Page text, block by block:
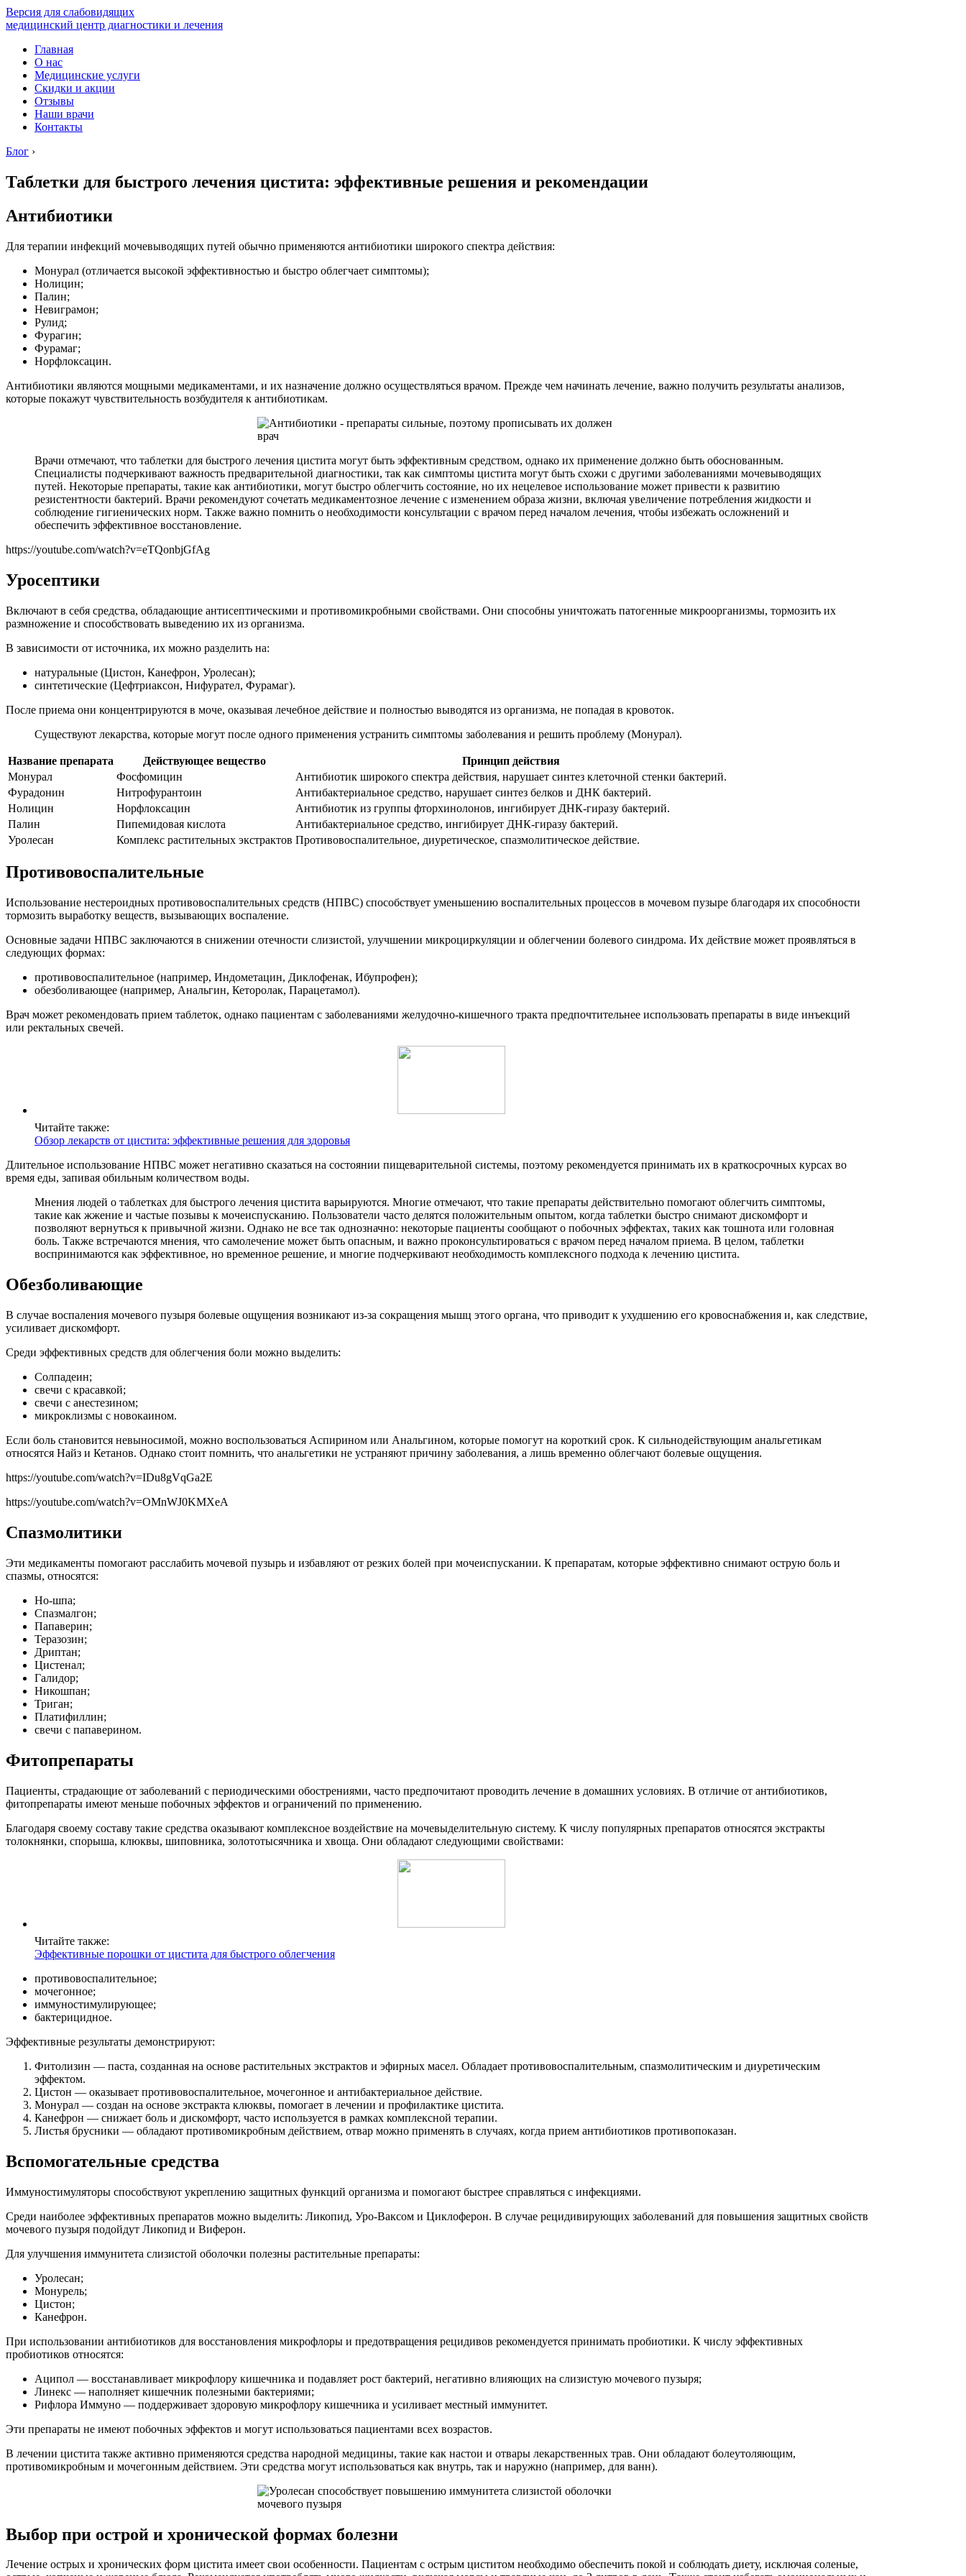
Версия для слабовидящих
медицинский центр диагностики и лечения
Главная
О нас
Медицинские услуги
Скидки и акции
Отзывы
Наши врачи
Контакты
Блог ›
Таблетки для быстрого лечения цистита: эффективные решения и рекомендации
Антибиотики
Для терапии инфекций мочевыводящих путей обычно применяются антибиотики широкого спектра действия:
Монурал (отличается высокой эффективностью и быстро облегчает симптомы);
Нолицин;
Палин;
Невиграмон;
Рулид;
Фурагин;
Фурамаг;
Норфлоксацин.
Антибиотики являются мощными медикаментами, и их назначение должно осуществляться врачом. Прежде чем начинать лечение, важно получить результаты анализов,
которые покажут чувствительность возбудителя к антибиотикам.
Врачи отмечают, что таблетки для быстрого лечения цистита могут быть эффективным средством, однако их применение должно быть обоснованным.
Специалисты подчеркивают важность предварительной диагностики, так как симптомы цистита могут быть схожи с другими заболеваниями мочевыводящих
путей. Некоторые препараты, такие как антибиотики, могут быстро облегчить состояние, но их нецелевое использование может привести к развитию
резистентности бактерий. Врачи рекомендуют сочетать медикаментозное лечение с изменением образа жизни, включая увеличение потребления жидкости и
соблюдение гигиенических норм. Также важно помнить о необходимости консультации с врачом перед началом лечения, чтобы избежать осложнений и
обеспечить эффективное восстановление.
https://youtube.com/watch?v=eTQonbjGfAg
Уросептики
Включают в себя средства, обладающие антисептическими и противомикробными свойствами. Они способны уничтожать патогенные микроорганизмы, тормозить их
размножение и способствовать выведению их из организма.
В зависимости от источника, их можно разделить на:
натуральные (Цистон, Канефрон, Уролесан);
синтетические (Цефтриаксон, Нифурател, Фурамаг).
После приема они концентрируются в моче, оказывая лечебное действие и полностью выводятся из организма, не попадая в кровоток.
Существуют лекарства, которые могут после одного применения устранить симптомы заболевания и решить проблему (Монурал).
Название препарата Действующее вещество
Принцип действия
Монурал
Фосфомицин
Антибиотик широкого спектра действия, нарушает синтез клеточной стенки бактерий.
Фурадонин
Нитрофурантоин
Антибактериальное средство, нарушает синтез белков и ДНК бактерий.
Нолицин
Норфлоксацин
Антибиотик из группы фторхинолонов, ингибирует ДНК-гиразу бактерий.
Палин
Пипемидовая кислота
Антибактериальное средство, ингибирует ДНК-гиразу бактерий.
Уролесан
Комплекс растительных экстрактов Противовоспалительное, диуретическое, спазмолитическое действие.
Противовоспалительные
Использование нестероидных противовоспалительных средств (НПВС) способствует уменьшению воспалительных процессов в мочевом пузыре благодаря их способности
тормозить выработку веществ, вызывающих воспаление.
Основные задачи НПВС заключаются в снижении отечности слизистой, улучшении микроциркуляции и облегчении болевого синдрома. Их действие может проявляться в
следующих формах:
противовоспалительное (например, Индометацин, Диклофенак, Ибупрофен);
обезболивающее (например, Анальгин, Кеторолак, Парацетамол).
Врач может рекомендовать прием таблеток, однако пациентам с заболеваниями желудочно-кишечного тракта предпочтительнее использовать препараты в виде инъекций
или ректальных свечей.
Читайте также:
Обзор лекарств от цистита: эффективные решения для здоровья
Длительное использование НПВС может негативно сказаться на состоянии пищеварительной системы, поэтому рекомендуется принимать их в краткосрочных курсах во
время еды, запивая обильным количеством воды.
Мнения людей о таблетках для быстрого лечения цистита варьируются. Многие отмечают, что такие препараты действительно помогают облегчить симптомы,
такие как жжение и частые позывы к мочеиспусканию. Пользователи часто делятся положительным опытом, когда таблетки быстро снимают дискомфорт и
позволяют вернуться к привычной жизни. Однако не все так однозначно: некоторые пациенты сообщают о побочных эффектах, таких как тошнота или головная
боль. Также встречаются мнения, что самолечение может быть опасным, и важно проконсультироваться с врачом перед началом приема. В целом, таблетки
воспринимаются как эффективное, но временное решение, и многие подчеркивают необходимость комплексного подхода к лечению цистита.
Обезболивающие
В случае воспаления мочевого пузыря болевые ощущения возникают из-за сокращения мышц этого органа, что приводит к ухудшению его кровоснабжения и, как следствие,
усиливает дискомфорт.
Среди эффективных средств для облегчения боли можно выделить:
Солпадеин;
свечи с красавкой;
свечи с анестезином;
микроклизмы с новокаином.
Если боль становится невыносимой, можно воспользоваться Аспирином или Анальгином, которые помогут на короткий срок. К сильнодействующим анальгетикам
относятся Найз и Кетанов. Однако стоит помнить, что анальгетики не устраняют причину заболевания, а лишь временно облегчают болевые ощущения.
https://youtube.com/watch?v=IDu8gVqGa2E
https://youtube.com/watch?v=OMnWJ0KMXeA
Спазмолитики
Эти медикаменты помогают расслабить мочевой пузырь и избавляют от резких болей при мочеиспускании. К препаратам, которые эффективно снимают острую боль и
спазмы, относятся:
Но-шпа;
Спазмалгон;
Папаверин;
Теразозин;
Дриптан;
Цистенал;
Галидор;
Никошпан;
Триган;
Платифиллин;
свечи с папаверином.
Фитопрепараты
Пациенты, страдающие от заболеваний с периодическими обострениями, часто предпочитают проводить лечение в домашних условиях. В отличие от антибиотиков,
фитопрепараты имеют меньше побочных эффектов и ограничений по применению.
Благодаря своему составу такие средства оказывают комплексное воздействие на мочевыделительную систему. К числу популярных препаратов относятся экстракты
толокнянки, спорыша, клюквы, шиповника, золототысячника и хвоща. Они обладают следующими свойствами:
Читайте также:
Эффективные порошки от цистита для быстрого облегчения
противовоспалительное;
мочегонное;
иммуностимулирующее;
бактерицидное.
Эффективные результаты демонстрируют:
Фитолизин — паста, созданная на основе растительных экстрактов и эфирных масел. Обладает противовоспалительным, спазмолитическим и диуретическим
эффектом.
Цистон — оказывает противовоспалительное, мочегонное и антибактериальное действие.
Монурал — создан на основе экстракта клюквы, помогает в лечении и профилактике цистита.
Канефрон — снижает боль и дискомфорт, часто используется в рамках комплексной терапии.
Листья брусники — обладают противомикробным действием, отвар можно применять в случаях, когда прием антибиотиков противопоказан.
Вспомогательные средства
Иммуностимуляторы способствуют укреплению защитных функций организма и помогают быстрее справляться с инфекциями.
Среди наиболее эффективных препаратов можно выделить: Ликопид, Уро-Ваксом и Циклоферон. В случае рецидивирующих заболеваний для повышения защитных свойств
мочевого пузыря подойдут Ликопид и Виферон.
Для улучшения иммунитета слизистой оболочки полезны растительные препараты:
Уролесан;
Монурель;
Цистон;
Канефрон.
При использовании антибиотиков для восстановления микрофлоры и предотвращения рецидивов рекомендуется принимать пробиотики. К числу эффективных
пробиотиков относятся:
Аципол — восстанавливает микрофлору кишечника и подавляет рост бактерий, негативно влияющих на слизистую мочевого пузыря;
Линекс — наполняет кишечник полезными бактериями;
Рифлора Иммуно — поддерживает здоровую микрофлору кишечника и усиливает местный иммунитет.
Эти препараты не имеют побочных эффектов и могут использоваться пациентами всех возрастов.
В лечении цистита также активно применяются средства народной медицины, такие как настои и отвары лекарственных трав. Они обладают болеутоляющим,
противомикробным и мочегонным действием. Эти средства могут использоваться как внутрь, так и наружно (например, для ванн).
Выбор при острой и хронической формах болезни
Лечение острых и хронических форм цистита имеет свои особенности. Пациентам с острым циститом необходимо обеспечить покой и соблюдать диету, исключая соленые,